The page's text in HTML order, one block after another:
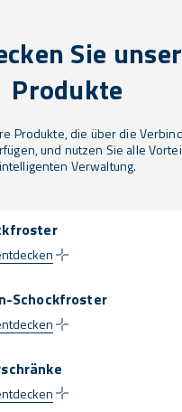
Sie
Produkte
Produkte, die über die
und nutzen Sie alle
intelligenten Verwaltung.
Schockfroster